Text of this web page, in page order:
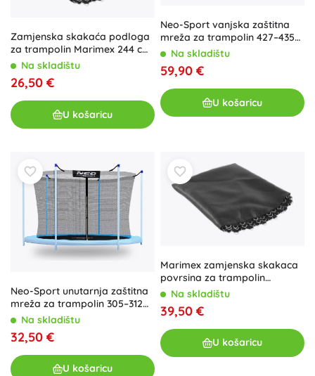
Zamjenska skakaća podloga
za trampolin Marimex 244 cm
(48 opruga, promjer 203 cm)
Na skladištu
26,50 €
U košaricu
Neo-Sport vanjska zaštitna
mreža za trampolin 427–435
cm (14 ft) za 8 stupova
Na skladištu
59,90 €
U košaricu
Neo-Sport unutarnja zaštitna
mreža za trampolin 305–312
cm (10 ft) za 6 stupova
Na skladištu
32,50 €
U košaricu
Marimex zamjenska skakaca
povrsina za trampolin
Premium in-ground 305 (60
Na skladištu
39,50 €
U košaricu